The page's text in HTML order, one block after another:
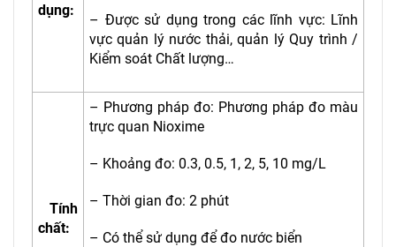
dụng:
– Được sử dụng trong các lĩnh vực: Lĩnh
vực quản lý nước thải, quản lý Quy trình /
Kiểm soát Chất lượng…
Tính
chất:
– Phương pháp đo: Phương pháp đo màu
trực quan Nioxime
– Khoảng đo: 0.3, 0.5, 1, 2, 5, 10 mg/L
– Thời gian đo: 2 phút
– Có thể sử dụng để đo nước biển